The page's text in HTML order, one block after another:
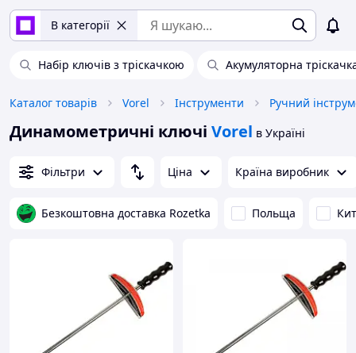
В категорії
Набір ключів з тріскачкою Акумуляторна
Каталог товарів Vorel Інструменти Ручний
Динамометричні ключі Vorel в Україні
Фільтри Ціна Країна виробник
Безкоштовна доставка Rozetka Польща